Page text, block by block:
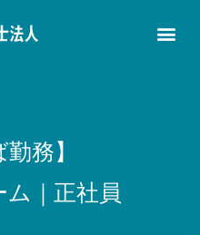
務】
ム｜正社員